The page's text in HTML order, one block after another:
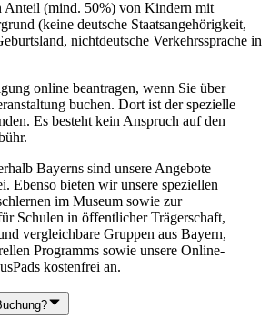
Anteil (mind. 50%) von Kindern mit
(keine deutsche Staatsangehörigkeit,
nichtdeutsche Verkehrssprache in
online beantragen, wenn Sie über
buchen. Dort ist der spezielle
Es besteht kein Anspruch auf den
Bayerns sind unsere Angebote
Ebenso bieten wir unsere speziellen
im Museum sowie zur
Schulen in öffentlicher Trägerschaft,
vergleichbare Gruppen aus Bayern,
Programms sowie unsere Online-
kostenfrei an.